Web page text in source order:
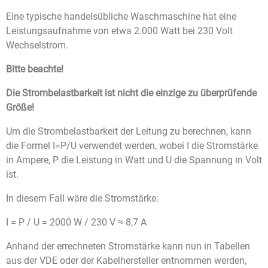
Eine typische handelsübliche Waschmaschine hat eine
Leistungsaufnahme von etwa 2.000 Watt bei 230 Volt
Wechselstrom.
Bitte beachte!
Die Strombelastbarkeit ist nicht die einzige zu überprüfende
Größe!
Um die Strombelastbarkeit der Leitung zu berechnen, kann
die Formel I=P/U verwendet werden, wobei I die Stromstärke
in Ampere, P die Leistung in Watt und U die Spannung in Volt
ist.
In diesem Fall wäre die Stromstärke:
I = P / U = 2000 W / 230 V ≈ 8,7 A
Anhand der errechneten Stromstärke kann nun in Tabellen
aus der VDE oder der Kabelhersteller entnommen werden,